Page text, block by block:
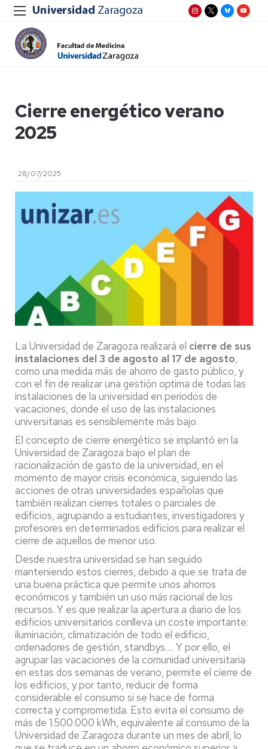
Cierre energético verano
2025
28/07/2025
La Universidad de Zaragoza realizará el cierre de sus
instalaciones del 3 de agosto al 17 de agosto,
como una medida más de ahorro de gasto público, y
con el fin de realizar una gestión optima de todas las
instalaciones de la universidad en periodos de
vacaciones, donde el uso de las instalaciones
universitarias es sensiblemente más bajo.
El concepto de cierre energético se implantó en la
Universidad de Zaragoza bajo el plan de
racionalización de gasto de la universidad, en el
momento de mayor crisis económica, siguiendo las
acciones de otras universidades españolas que
también realizan cierres totales o parciales de
edificios, agrupando a estudiantes, investigadores y
profesores en determinados edificios para realizar el
cierre de aquellos de menor uso.
Desde nuestra universidad se han seguido
manteniendo estos cierres, debido a que se trata de
una buena práctica que permite unos ahorros
económicos y también un uso más racional de los
recursos. Y es que realizar la apertura a diario de los
edificios universitarios conlleva un coste importante:
iluminación, climatización de todo el edificio,
ordenadores de gestión, standbys…. Y por ello, el
agrupar las vacaciones de la comunidad universitaria
en estas dos semanas de verano, permite el cierre de
los edificios, y por tanto, reducir de forma
considerable el consumo si se hace de forma
correcta y comprometida. Esto evita el consumo de
más de 1.500.000 kWh, equivalente al consumo de la
Universidad de Zaragoza durante un mes de abril, lo